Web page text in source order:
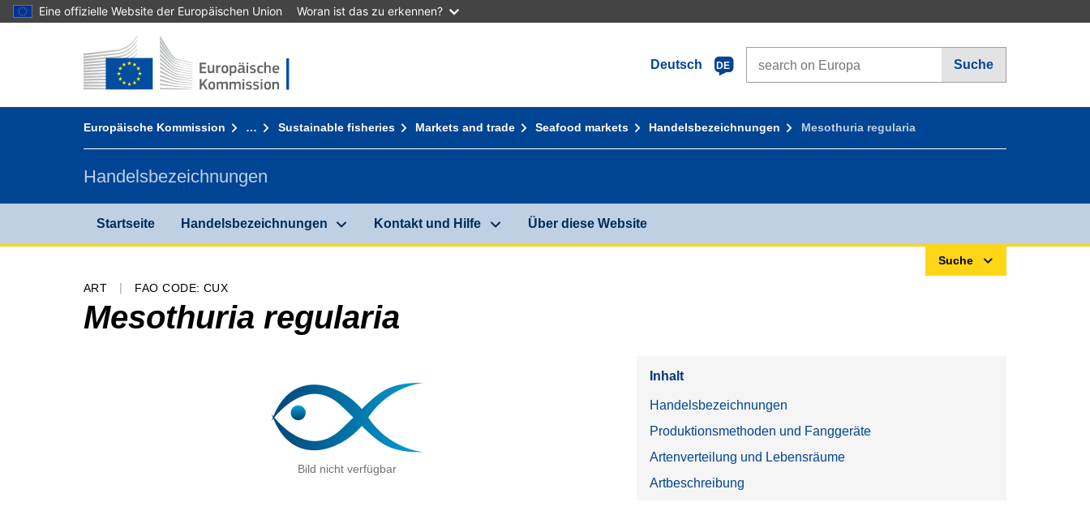
Eine offizielle Website der Europäischen Union Woran ist das zu erkennen?
Zum Inhalt gehenStartseite - Europäische Kommission
Deutsch
DE Suche
Europäische Kommission … Sustainable fisheries Markets and trade Seafood markets Handelsbezeichnungen Mesothuria regularia
Handelsbezeichnungen
Startseite Handelsbezeichnungen Kontakt und Hilfe Über diese Website
Suche
ART FAO CODE: CUX
Mesothuria regularia
Bild nicht verfügbar
Inhalt
Handelsbezeichnungen
Produktionsmethoden und Fanggeräte
Artenverteilung und Lebensräume
Artbeschreibung